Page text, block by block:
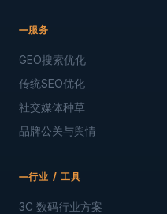
服务
GEO搜索优化
传统SEO优化
社交媒体种草
品牌公关与舆情
行业 / 工具
3C 数码行业方案